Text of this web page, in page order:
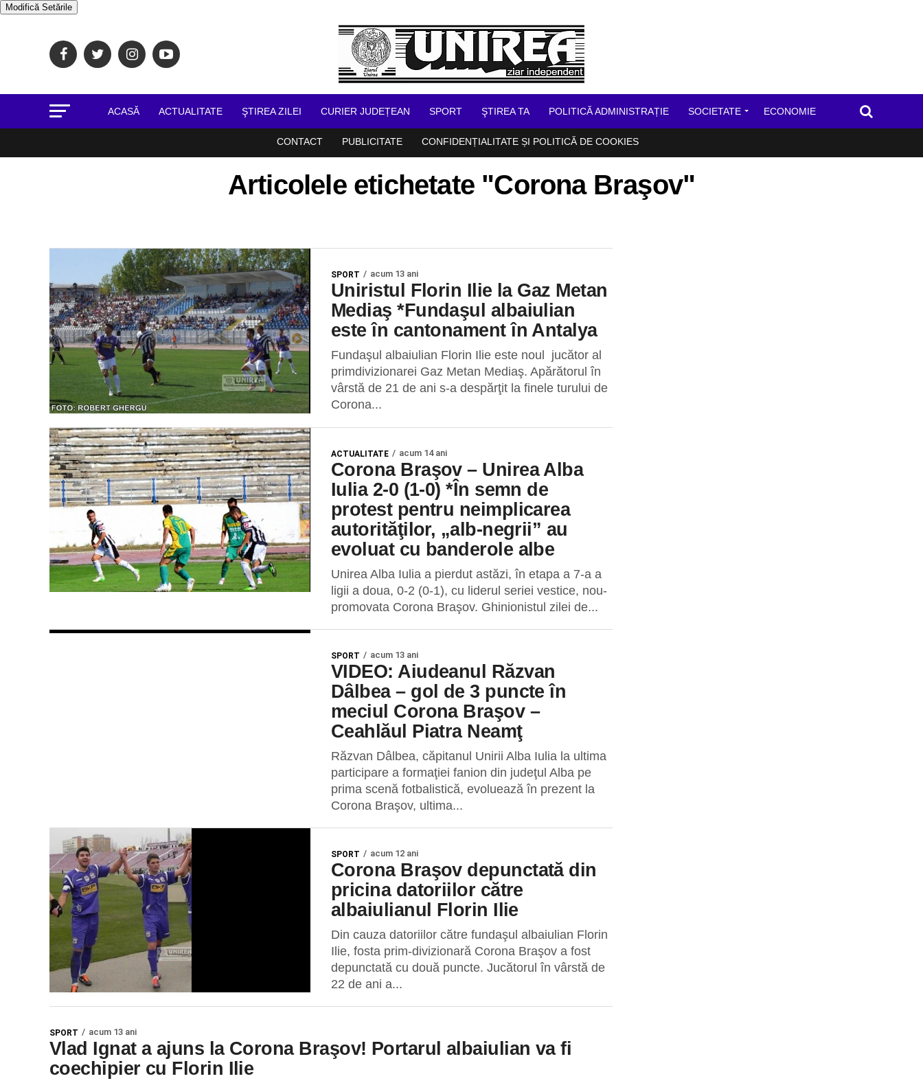
Modifică Setările
ACASĂ ACTUALITATE ŞTIREA ZILEI CURIER JUDEȚEAN SPORT ŞTIREA TA POLITICĂ ADMINISTRAȚIE SOCIETATE ECONOMIE
CONTACT PUBLICITATE CONFIDENȚIALITATE ȘI POLITICĂ DE COOKIES
Articolele etichetate "Corona Braşov"
SPORT acum 13 ani
Uniristul Florin Ilie la Gaz Metan
Mediaş *Fundaşul albaiulian
este în cantonament în Antalya
Fundaşul albaiulian Florin Ilie este noul jucător al
primdivizionarei Gaz Metan Mediaş. Apărătorul în
vârstă de 21 de ani s-a despărţit la finele turului de
Corona...
ACTUALITATE acum 14 ani
Corona Braşov – Unirea Alba
Iulia 2-0 (1-0) *În semn de
protest pentru neimplicarea
autorităţilor, „alb-negrii” au
evoluat cu banderole albe
Unirea Alba Iulia a pierdut astăzi, în etapa a 7-a a
ligii a doua, 0-2 (0-1), cu liderul seriei vestice, nou-
promovata Corona Braşov. Ghinionistul zilei de...
SPORT acum 13 ani
VIDEO: Aiudeanul Răzvan
Dâlbea – gol de 3 puncte în
meciul Corona Braşov –
Ceahlăul Piatra Neamţ
Răzvan Dâlbea, căpitanul Unirii Alba Iulia la ultima
participare a formaţiei fanion din judeţul Alba pe
prima scenă fotbalistică, evoluează în prezent la
Corona Braşov, ultima...
SPORT acum 12 ani
Corona Braşov depunctată din
pricina datoriilor către
albaiulianul Florin Ilie
Din cauza datoriilor către fundaşul albaiulian Florin
Ilie, fosta prim-divizionară Corona Braşov a fost
depunctată cu două puncte. Jucătorul în vârstă de
22 de ani a...
SPORT acum 13 ani
Vlad Ignat a ajuns la Corona Braşov! Portarul albaiulian va fi
coechipier cu Florin Ilie